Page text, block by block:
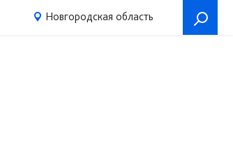
Новгородская область